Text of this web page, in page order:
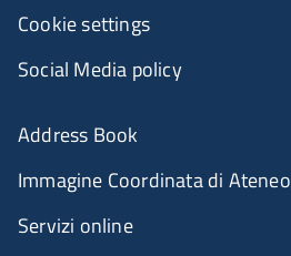
Cookie settings
Social Media policy
Address Book
Immagine Coordinata di Ateneo
Servizi online